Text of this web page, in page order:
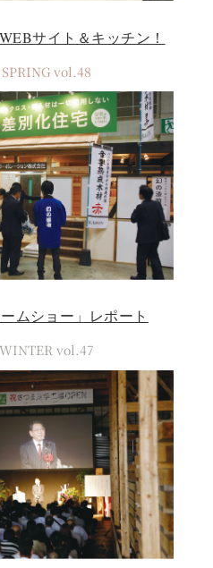
サイト＆キッチン！
vol.48
ムショー」レポート
vol.47